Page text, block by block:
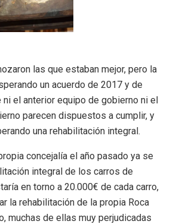
las que estaban mejor, pero la
un acuerdo de 2017 y de
el anterior equipo de gobierno ni el
parecen dispuestos a cumplir, y
una rehabilitación integral.
concejalía el año pasado ya se
integral de los carros de
en torno a 20.000€ de cada carro,
la rehabilitación de la propia Roca
muchas de ellas muy perjudicadas